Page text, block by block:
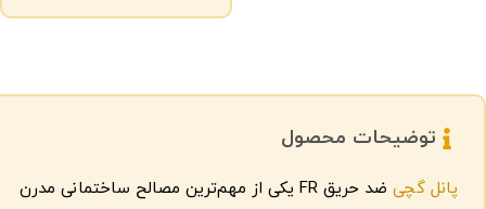
توضیحات محصول
پانل گچی
ضد حریق FR یکی از مهم‌ترین مصالح ساختمانی مدرن